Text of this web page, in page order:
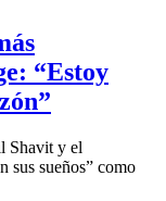
“Estoy
Shavit y el
sus sueños” como